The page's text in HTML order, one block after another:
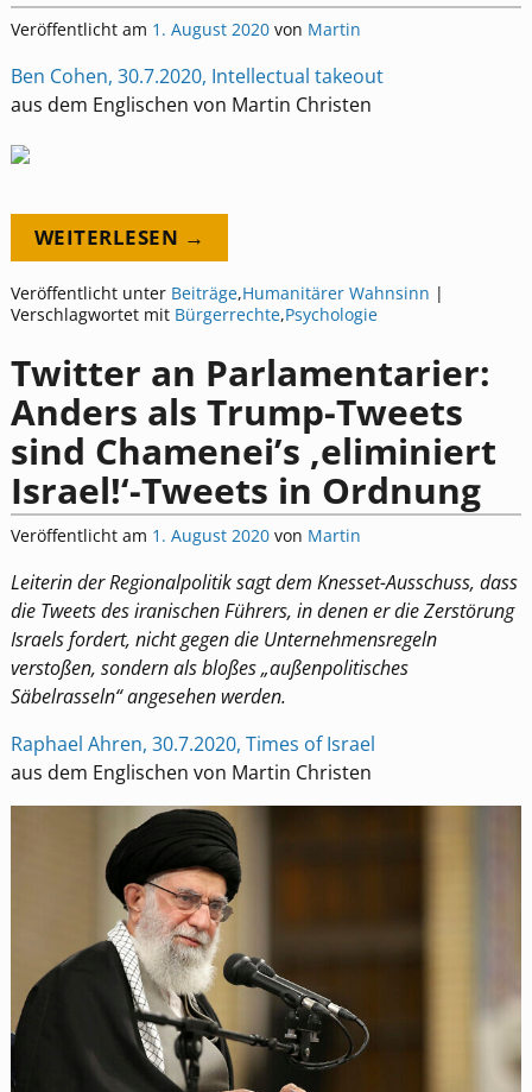
Veröffentlicht am 1. August 2020 von Martin
Ben Cohen, 30.7.2020, Intellectual takeout
aus dem Englischen von Martin Christen
WEITERLESEN →
Veröffentlicht unter Beiträge,Humanitärer Wahnsinn |
Verschlagwortet mit Bürgerrechte,Psychologie
Twitter an Parlamentarier:
Anders als Trump-Tweets
sind Chamenei’s ‚eliminiert
Israel!‘-Tweets in Ordnung
Veröffentlicht am 1. August 2020 von Martin
Leiterin der Regionalpolitik sagt dem Knesset-Ausschuss, dass
die Tweets des iranischen Führers, in denen er die Zerstörung
Israels fordert, nicht gegen die Unternehmensregeln
verstoßen, sondern als bloßes „außenpolitisches
Säbelrasseln“ angesehen werden.
Raphael Ahren, 30.7.2020, Times of Israel
aus dem Englischen von Martin Christen